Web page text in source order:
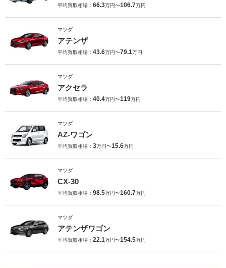
平均買取相場： 66.3万円〜106.7万円
マツダ
アテンザ
平均買取相場： 43.6万円〜79.1万円
マツダ
アクセラ
平均買取相場： 40.4万円〜119万円
マツダ
AZ-ワゴン
平均買取相場： 3万円〜15.6万円
マツダ
CX-30
平均買取相場： 98.5万円〜160.7万円
マツダ
アテンザワゴン
平均買取相場： 22.1万円〜154.5万円